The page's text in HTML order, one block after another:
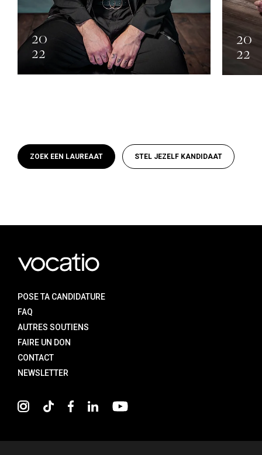
Alexandre Stamatiadis
MÉTIERS ARTISANAUX
20
22
20
22
ZOEK EEN LAUREAAT STEL JEZELF KANDIDAAT
POSE TA CANDIDATURE
FAQ
AUTRES SOUTIENS
FAIRE UN DON
CONTACT
NEWSLETTER